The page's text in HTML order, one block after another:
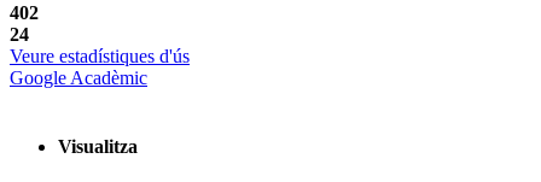
402
24
Veure estadístiques d'ús
Google Acadèmic
Visualitza